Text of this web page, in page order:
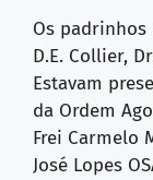
Os padrinhos
D.E. Collier,
Estavam
da Ordem
Frei Carmelo
José Lopes